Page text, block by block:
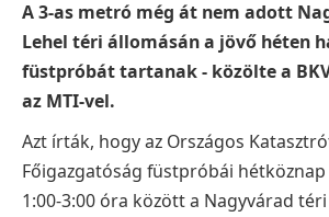
A 3-as metró még át nem adott
Lehel téri állomásán a jövő héten
füstpróbát tartanak - közölte a
az MTI-vel.
Azt írták, hogy az Országos
Főigazgatóság füstpróbái hétköznap
1:00-3:00 óra között a Nagyvárad